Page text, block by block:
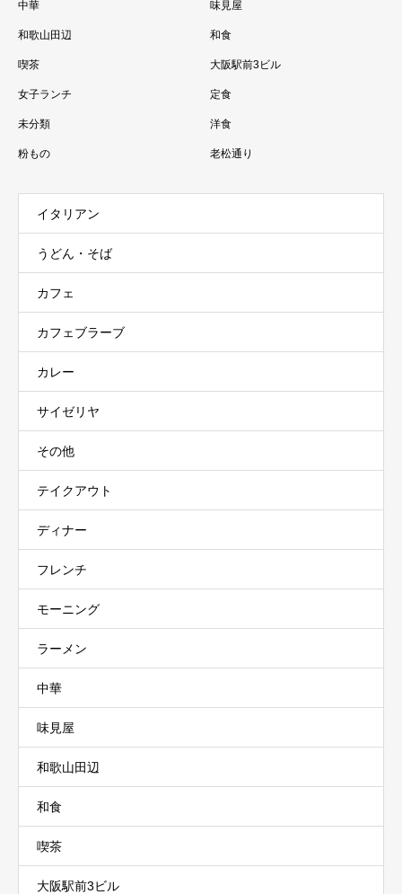
中華 味見屋
和歌山田辺 和食
喫茶 大阪駅前3ビル
女子ランチ 定食
未分類 洋食
粉もの 老松通り
イタリアン
うどん・そば
カフェ
カフェブラーブ
カレー
サイゼリヤ
その他
テイクアウト
ディナー
フレンチ
モーニング
ラーメン
中華
味見屋
和歌山田辺
和食
喫茶
大阪駅前3ビル